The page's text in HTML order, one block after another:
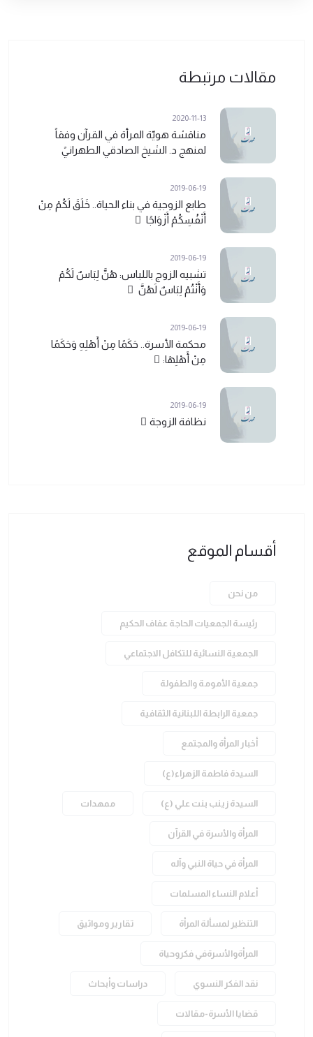
مقالات مرتبطة
2020-11-13
مناقشة هويّة المرأة في القرآن وفقاً
لمنهج د. الشيخ الصادقي الطهرانيً
2019-06-19
طابع الزوجية في بناء الحياة.. خَلَقَ لَكُمْ مِنْ
أَنْفُسِكُمْ أَزْوَاجًا ً
2019-06-19
تشبيه الزوج باللباس: هُنَّ لِبَاسٌ لَكُمْ
وَأَنْتُمْ لِبَاسٌ لَهُنَّ ً
2019-06-19
محكمة الأسرة.. حَكَمًا مِنْ أَهْلِهِ وَحَكَمًا
مِنْ أَهْلِهَا: ً
2019-06-19
نظافة الزوجة ً
أقسام الموقع
من نحن
رئيسة الجمعيات الحاجة عفاف الحكيم
الجمعية النسائية للتكافل الاجتماعي
جمعية الأمومة والطفولة
جمعية الرابطة اللبنانية الثقافية
أخبار المرأة والمجتمع
السيدة فاطمة الزهراء(ع)
السيدة زينب بنت علي (ع) ممهدات
المرأة والأسرة في القرآن
المرأة في حياة النبي وآله
أعلام النساء المسلمات
التنظير لمسألة المرأة تقارير ومواثيق
المرأةوالأسرةفي فكروحياة
نقد الفكر النسوي دراسات وأبحاث
قضايا الأسرة-مقالات